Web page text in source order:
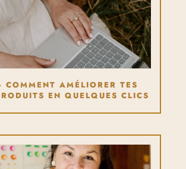
AMÉLIORER TES
EN QUELQUES CLICS